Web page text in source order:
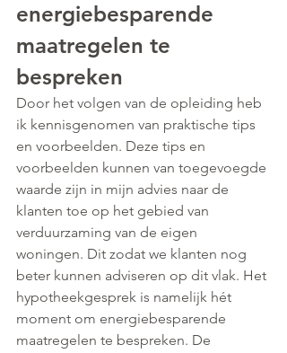
energiebesparende
maatregelen te
bespreken
Door het volgen van de opleiding heb
ik kennisgenomen van praktische tips
en voorbeelden. Deze tips en
voorbeelden kunnen van toegevoegde
waarde zijn in mijn advies naar de
klanten toe op het gebied van
verduurzaming van de eigen
woningen. Dit zodat we klanten nog
beter kunnen adviseren op dit vlak. Het
hypotheekgesprek is namelijk hét
moment om energiebesparende
maatregelen te bespreken. De